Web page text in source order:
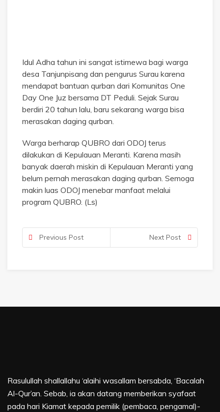
Idul Adha tahun ini sangat istimewa bagi warga
desa Tanjunpisang dan pengurus Surau karena
mendapat bantuan qurban dari Komunitas One
Day One Juz bersama DT Peduli. Sejak Surau
berdiri 20 tahun lalu, baru sekarang warga bisa
merasakan daging qurban.
Warga berharap QUBRO dari ODOJ terus
dilakukan di Kepulauan Meranti. Karena masih
banyak daerah miskin di Kepulauan Meranti yang
belum pernah merasakan daging qurban. Semoga
makin luas ODOJ menebar manfaat melalui
program QUBRO. (Ls)
Previous Post Next Post
Rasulullah shallallahu ‘alaihi wasallam bersabda, ‘Bacalah
Al-Qur’an. Sebab, ia akan datang memberikan syafaat
pada hari Kiamat kepada pemilik (pembaca, pengamal)-